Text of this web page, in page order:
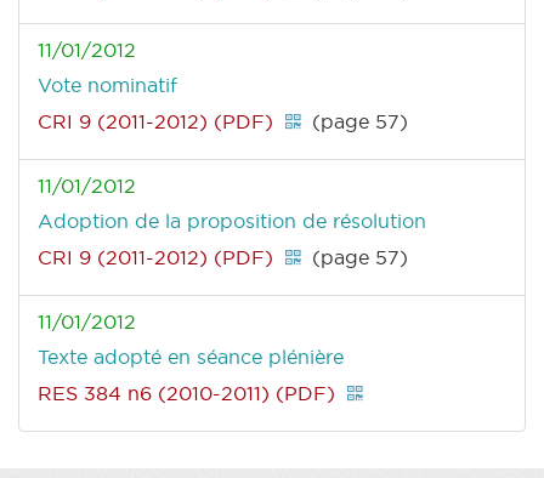
11/01/2012
Vote nominatif
CRI 9 (2011-2012) (PDF)
(page 57)
11/01/2012
Adoption de la proposition de résolution
CRI 9 (2011-2012) (PDF)
(page 57)
11/01/2012
Texte adopté en séance plénière
RES 384 n6 (2010-2011) (PDF)